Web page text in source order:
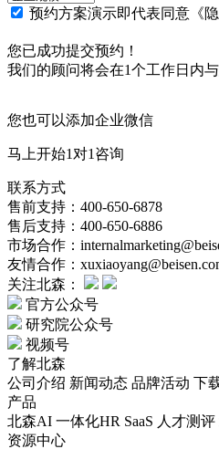
预约方案演示即代表同意 《
您已成功提交预约！
我们的顾问将会在1个工作日内
您也可以添加企业微信
马上开始1对1咨询
联系方式
售前支持：400-650-6878
售后支持：400-650-6886
市场合作：
友情合作：
关注北森：
官方公众号
研究院公众号
视频号
了解北森
公司介绍 新闻动态 品牌活动 下
产品
北森AI 一体化HR SaaS 人才测评
资源中心